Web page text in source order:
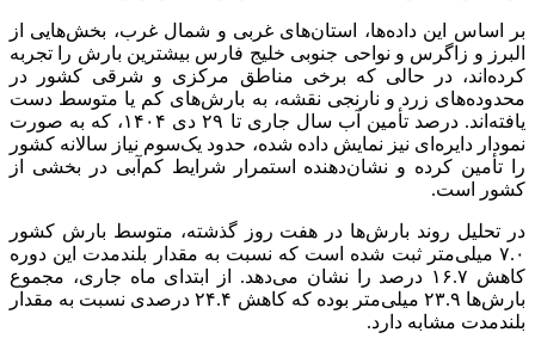
بر اساس این داده‌ها، استان‌های غربی و شمال غرب، بخش‌هایی از
البرز و زاگرس و نواحی جنوبی خلیج فارس بیشترین بارش را تجربه
کرده‌اند، در حالی که برخی مناطق مرکزی و شرقی کشور در
محدوده‌های زرد و نارنجی نقشه، به بارش‌های کم یا متوسط دست
یافته‌اند. درصد تأمین آب سال جاری تا ۲۹ دی ۱۴۰۴، که به صورت
نمودار دایره‌ای نیز نمایش داده شده، حدود یک‌سوم نیاز سالانه کشور
را تأمین کرده و نشان‌دهنده استمرار شرایط کم‌آبی در بخشی از
کشور است.
در تحلیل روند بارش‌ها در هفت روز گذشته، متوسط بارش کشور
۷.۰ میلی‌متر ثبت شده است که نسبت به مقدار بلندمدت این دوره
کاهش ۱۶.۷ درصد را نشان می‌دهد. از ابتدای ماه جاری، مجموع
بارش‌ها ۲۳.۹ میلی‌متر بوده که کاهش ۲۴.۴ درصدی نسبت به مقدار
بلندمدت مشابه دارد.